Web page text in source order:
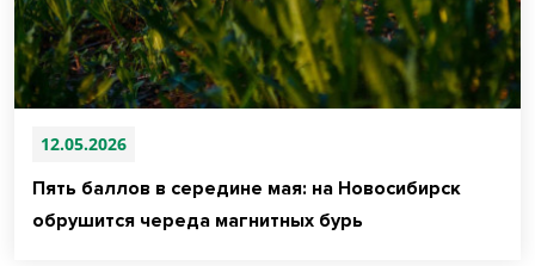
12.05.2026
Пять баллов в середине мая: на Новосибирск
обрушится череда магнитных бурь